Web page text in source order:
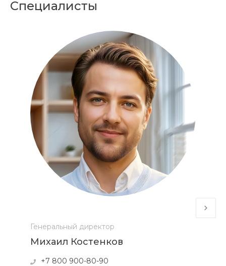
Специалисты
Генеральный директор
Михаил Костенков
+7 800 900-80-90